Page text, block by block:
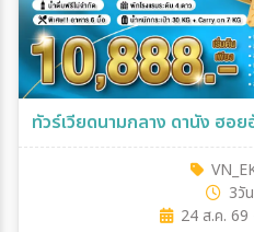
ทัวร์เวียดนามกลาง ดานัง ฮอ
3วั
24 ส.ค.